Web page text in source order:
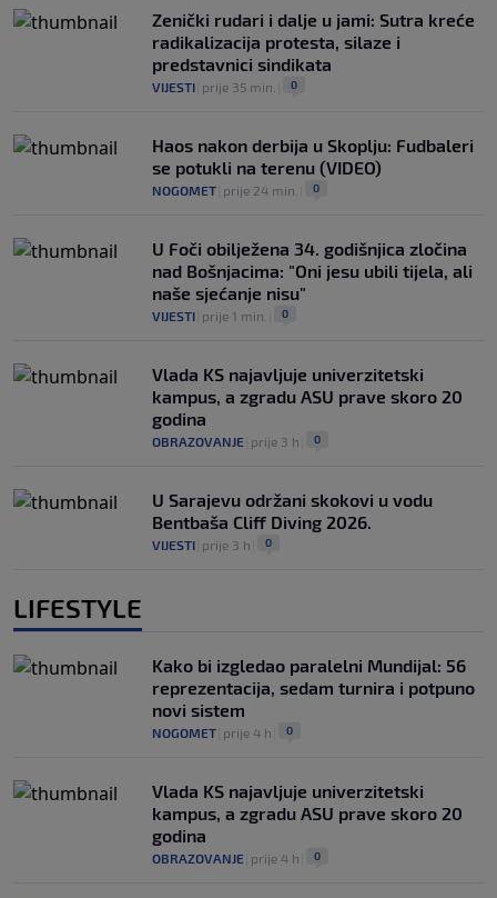
Zenički rudari i dalje u jami: Sutra kreće
radikalizacija protesta, silaze i
predstavnici sindikata
VIJESTI prije 35 min. 0
Haos nakon derbija u Skoplju: Fudbaleri
se potukli na terenu (VIDEO)
NOGOMET prije 24 min. 0
U Foči obilježena 34. godišnjica zločina
nad Bošnjacima: "Oni jesu ubili tijela, ali
naše sjećanje nisu"
VIJESTI prije 1 min. 0
Vlada KS najavljuje univerzitetski
kampus, a zgradu ASU prave skoro 20
godina
OBRAZOVANJE prije 3 h 0
U Sarajevu održani skokovi u vodu
Bentbaša Cliff Diving 2026.
VIJESTI prije 3 h 0
LIFESTYLE
Kako bi izgledao paralelni Mundijal: 56
reprezentacija, sedam turnira i potpuno
novi sistem
NOGOMET prije 4 h 0
Vlada KS najavljuje univerzitetski
kampus, a zgradu ASU prave skoro 20
godina
OBRAZOVANJE prije 4 h 0